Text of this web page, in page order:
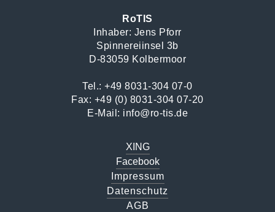
RoTIS
Inhaber: Jens Pforr
Spinnereiinsel 3b
D-83059 Kolbermoor
Tel.:+49 8031-304 07-0
Fax: +49 (0) 8031-304 07-20
E-Mail: info@ro-tis.de
XING
Facebook
Impressum
Datenschutz
AGB